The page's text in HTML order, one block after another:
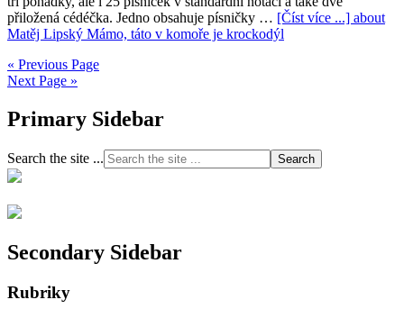
přiložená cédéčka. Jedno obsahuje písničky … [Číst více ...] about
Matěj Lipský Mámo, táto v komoře je krockodýl
« Previous Page
Next Page »
Primary Sidebar
Search the site ...
Secondary Sidebar
Rubriky